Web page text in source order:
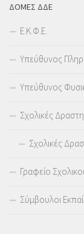
ΔΟΜΕΣ ΔΔΕ
Ε.Κ.Φ.Ε.
Υπεύθυνος
Υπεύθυνος
Σχολικές
Σχολικές
Γραφείο
Σύμβουλοι